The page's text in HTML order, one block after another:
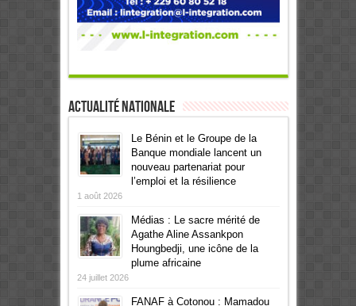
Actualité Nationale
Le Bénin et le Groupe de la
Banque mondiale lancent un
nouveau partenariat pour
l’emploi et la résilience
1 août 2026
Médias : Le sacre mérité de
Agathe Aline Assankpon
Houngbedji, une icône de la
plume africaine
24 juillet 2026
FANAF à Cotonou : Mamadou